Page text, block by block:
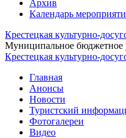
Архив
Календарь
Крестецкая культурно-
Муниципальное бюджетное
Крестецкая культурно-
Главная
Анонсы
Новости
Туристский
Фотогалереи
Видео